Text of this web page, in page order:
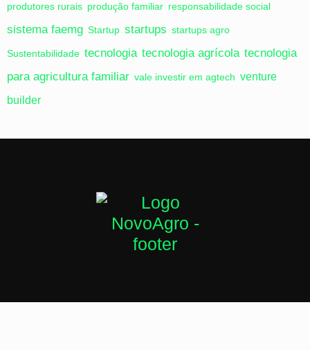
produtores rurais produção familiar responsabilidade social
sistema faemg Startup startups startups agro
Sustentabilidade tecnologia tecnologia agrícola tecnologia
para agricultura familiar vale investir em agtech venture
builder